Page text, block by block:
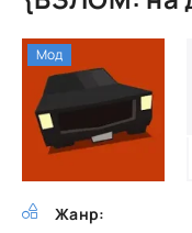
Жанр:
Мод